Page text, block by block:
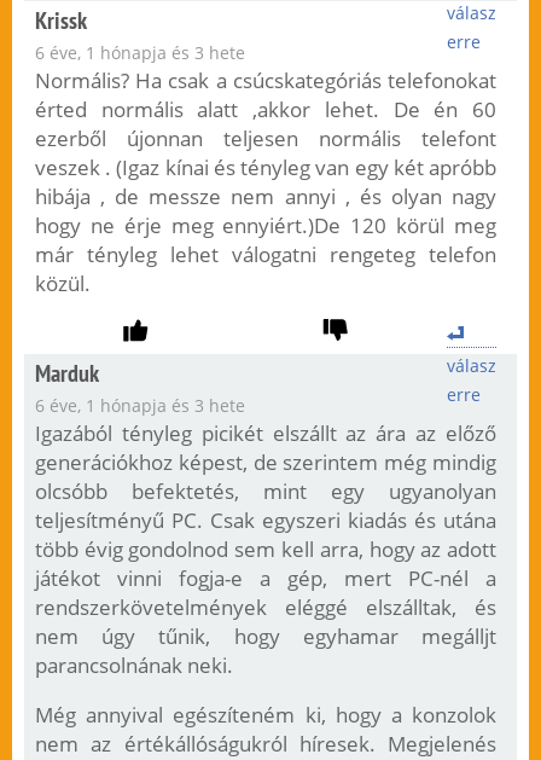
válasz
erre
Krissk
6 éve, 1 hónapja és 3 hete
Normális? Ha csak a csúcskategóriás telefonokat
érted normális alatt ,akkor lehet. De én 60
ezerből újonnan teljesen normális telefont
veszek . (Igaz kínai és tényleg van egy két apróbb
hibája , de messze nem annyi , és olyan nagy
hogy ne érje meg ennyiért.)De 120 körül meg
már tényleg lehet válogatni rengeteg telefon
közül.
válasz
erre
Marduk
6 éve, 1 hónapja és 3 hete
Igazából tényleg picikét elszállt az ára az előző
generációkhoz képest, de szerintem még mindig
olcsóbb befektetés, mint egy ugyanolyan
teljesítményű PC. Csak egyszeri kiadás és utána
több évig gondolnod sem kell arra, hogy az adott
játékot vinni fogja-e a gép, mert PC-nél a
rendszerkövetelmények eléggé elszálltak, és
nem úgy tűnik, hogy egyhamar megálljt
parancsolnának neki.
Még annyival egészíteném ki, hogy a konzolok
nem az értékállóságukról híresek. Megjelenés